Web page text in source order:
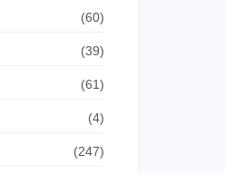
(60)
(39)
(61)
(4)
(247)